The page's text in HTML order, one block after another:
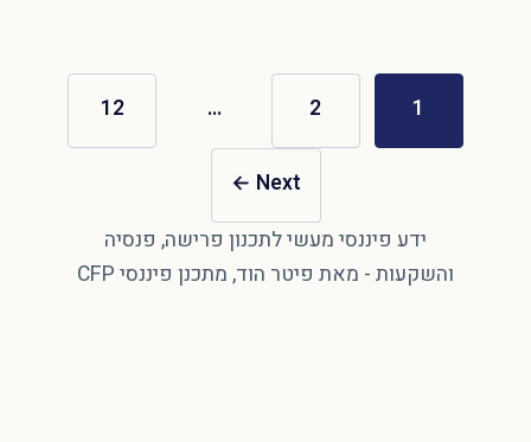
1
2
…
12
Next
←